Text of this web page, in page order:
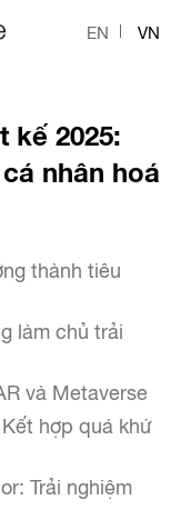
EN VN
kế 2025:
nhân hoá
thành tiêu
làm chủ trải
và Metaverse
hợp quá khứ
Trải nghiệm